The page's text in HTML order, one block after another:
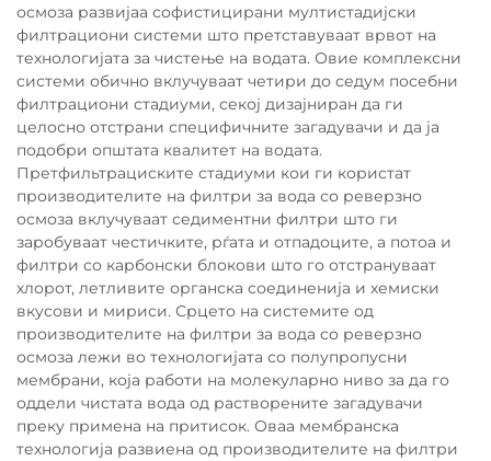
осмоза развијаа софистицирани мултистадијски
филтрациони системи што претставуваат врвот на
технологијата за чистење на водата. Овие комплексни
системи обично вклучуваат четири до седум посебни
филтрациони стадиуми, секој дизајниран да ги
целосно отстрани специфичните загадувачи и да ја
подобри општата квалитет на водата.
Претфильтрациските стадиуми кои ги користат
производителите на филтри за вода со реверзно
осмоза вклучуваат седиментни филтри што ги
заробуваат честичките, рѓата и отпадоците, а потоа и
филтри со карбонски блокови што го отстрануваат
хлорот, летливите органска соединенија и хемиски
вкусови и мириси. Срцето на системите од
производителите на филтри за вода со реверзно
осмоза лежи во технологијата со полупропусни
мембрани, која работи на молекуларно ниво за да го
оддели чистата вода од растворените загадувачи
преку примена на притисок. Оваа мембранска
технологија развиена од производителите на филтри